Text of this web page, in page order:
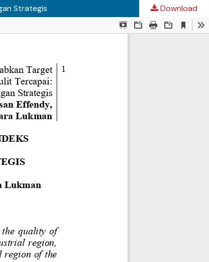
Strategis Download